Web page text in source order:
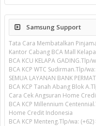
Samsung Support
Tata Cara Membatalkan
Kantor Cabang BCA Mall
BCA KCU KELAPA
BCA KCP WTC Sudirman.Tlp/
SEMUA LAYANAN BANK
BCA KCP Tanah Abang Blok
Cara Cek Angsuran Home
BCA KCP Millennium
Home Credit Indonesia
BCA KCP Menteng.Tlp/wa: